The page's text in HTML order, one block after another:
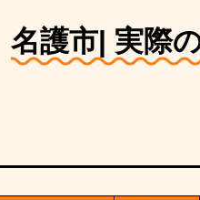
名護市| 実際